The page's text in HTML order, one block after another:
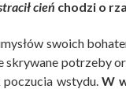
cień chodzi o
swoich
skrywane potrzeby
wstydu.W